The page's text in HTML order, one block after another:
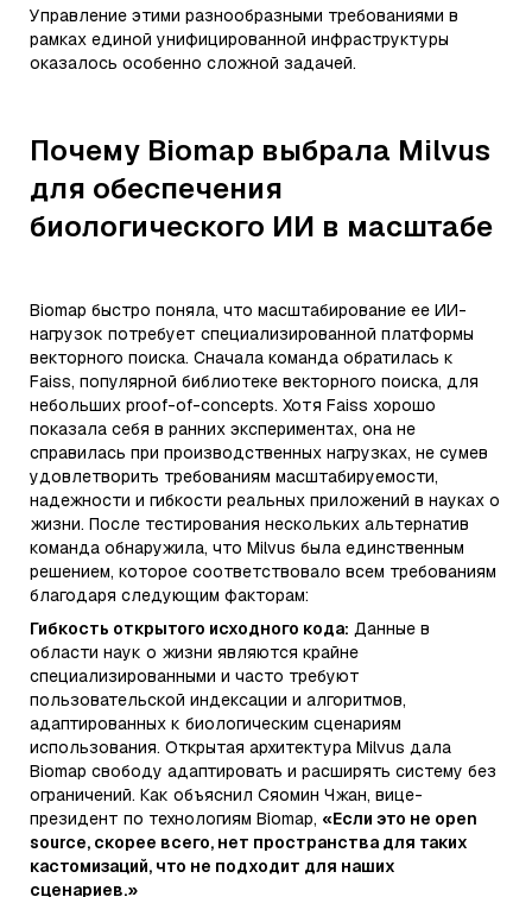
Управление этими разнообразными требованиями в
рамках единой унифицированной инфраструктуры
оказалось особенно сложной задачей.
Почему Biomap выбрала Milvus
для обеспечения
биологического ИИ в масштабе
Biomap быстро поняла, что масштабирование ее ИИ-
нагрузок потребует специализированной платформы
векторного поиска. Сначала команда обратилась к
Faiss, популярной библиотеке векторного поиска, для
небольших proof-of-concepts. Хотя Faiss хорошо
показала себя в ранних экспериментах, она не
справилась при производственных нагрузках, не сумев
удовлетворить требованиям масштабируемости,
надежности и гибкости реальных приложений в науках о
жизни. После тестирования нескольких альтернатив
команда обнаружила, что Milvus была единственным
решением, которое соответствовало всем требованиям
благодаря следующим факторам:
Гибкость открытого исходного кода: Данные в
области наук о жизни являются крайне
специализированными и часто требуют
пользовательской индексации и алгоритмов,
адаптированных к биологическим сценариям
использования. Открытая архитектура Milvus дала
Biomap свободу адаптировать и расширять систему без
ограничений. Как объяснил Сяомин Чжан, вице-
президент по технологиям Biomap, «Если это не open
source, скорее всего, нет пространства для таких
кастомизаций, что не подходит для наших
сценариев.»